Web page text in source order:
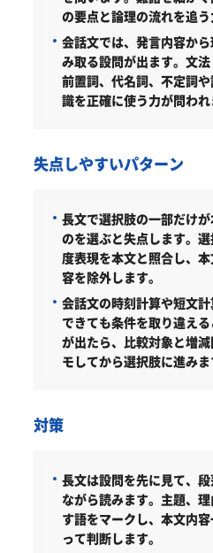
の要点と論理の流れを追う
会話文では、発言内容か
み取る設問が出ます。文法
前置詞、代名詞、不定詞
識を正確に使う力が問われ
失点しやすいパターン
長文で選択肢の一部だけ
のを選ぶと失点します。
度表現を本文と照合し、
容を除外します。
会話文の時刻計算や短文
できても条件を取り違え
が出たら、比較対象と増
モしてから選択肢に進みま
対策
長文は設問を先に見て、
ながら読みます。 主題、
す語をマークし、本文内
って判断します。